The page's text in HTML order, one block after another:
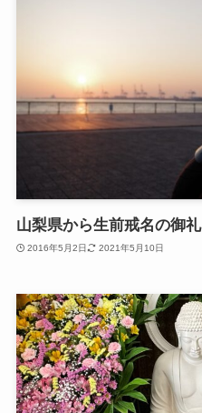
山梨県から生前戒名の御礼
2016年5月2日 2021年5月10日